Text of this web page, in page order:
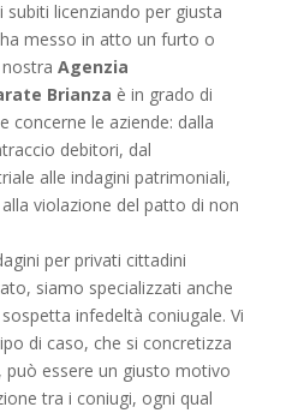
licenziando per giusta
messo in atto un furto o
Agenzia
Brianza è in grado di
concerne le aziende: dalla
debitori, dal
alle indagini patrimoniali,
violazione del patto di non
per privati cittadini
siamo specializzati anche
infedeltà coniugale. Vi
di caso, che si concretizza
essere un giusto motivo
tra i coniugi, ogni qual